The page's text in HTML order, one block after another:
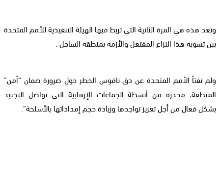
وتعد هذه هي المرة الثانية التي تربط فيها الهيئة التنفيذية للأمم المتحدة
بين تسوية هذا النزاع المفتعل والأزمة بمنطقة الساحل .
ولم تفتأ الأمم المتحدة عن دق ناقوس الخطر حول ضرورة ضمان “أمن”
المنطقة، محذرة من أنشطة الجماعات الإرهابية التي تواصل التجنيد
بشكل فعال من أجل تعزيز تواجدها وزيادة حجم إمداداتها بالأسلحة”.